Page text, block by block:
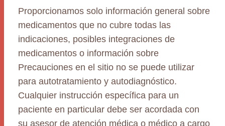
Proporcionamos solo información general sobre
medicamentos que no cubre todas las
indicaciones, posibles integraciones de
medicamentos o información sobre
Precauciones en el sitio no se puede utilizar
para autotratamiento y autodiagnóstico.
Cualquier instrucción específica para un
paciente en particular debe ser acordada con
su asesor de atención médica o médico a cargo